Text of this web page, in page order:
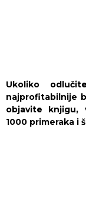
Ukoliko
najprofitabilnije
objavite knjigu,
1000 primeraka i